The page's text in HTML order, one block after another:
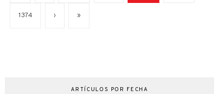
1374 › »
ARTÍCULOS POR FECHA